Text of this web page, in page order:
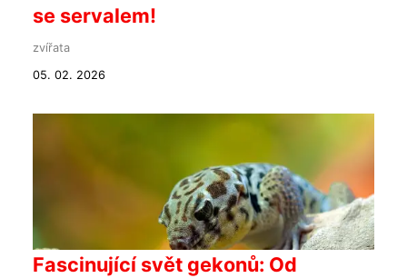
se servalem!
zvířata
05. 02. 2026
Fascinující svět gekonů: Od